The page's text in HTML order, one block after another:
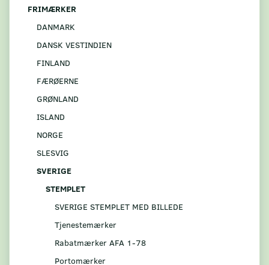
FRIMÆRKER
DANMARK
DANSK VESTINDIEN
FINLAND
FÆRØERNE
GRØNLAND
ISLAND
NORGE
SLESVIG
SVERIGE
STEMPLET
SVERIGE STEMPLET MED BILLEDE
Tjenestemærker
Rabatmærker AFA 1-78
Portomærker